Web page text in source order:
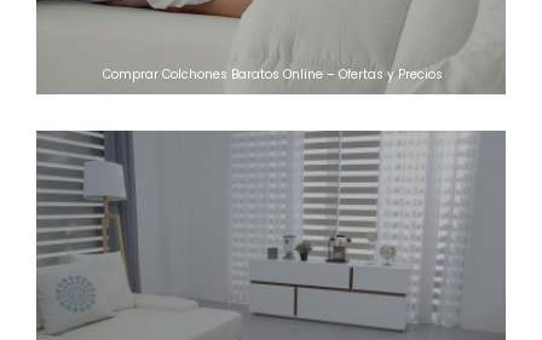
Comprar Colchones Baratos Online – Ofertas y Precios